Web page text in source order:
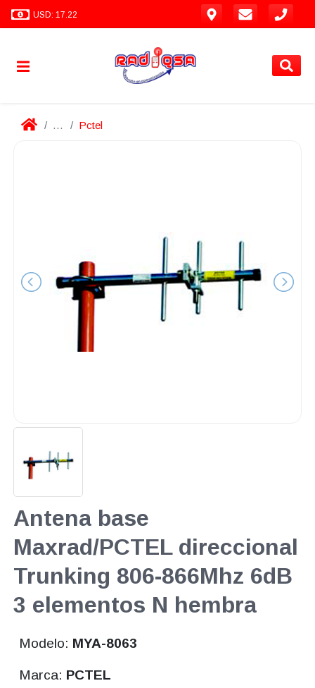
USD: 17.22
... Pctel
Antena base
Maxrad/PCTEL direccional
Trunking 806-866Mhz 6dB
3 elementos N hembra
Modelo: MYA-8063
Marca: PCTEL